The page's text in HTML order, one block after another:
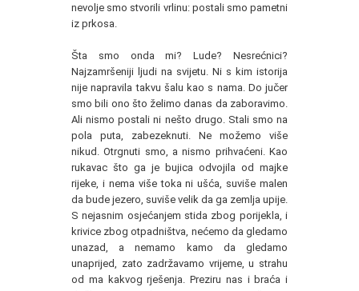
nevolje smo stvorili vrlinu: postali smo pametni
iz prkosa.
Šta smo onda mi? Lude? Nesrećnici?
Najzamršeniji ljudi na svijetu. Ni s kim istorija
nije napravila takvu šalu kao s nama. Do jučer
smo bili ono što želimo danas da zaboravimo.
Ali nismo postali ni nešto drugo. Stali smo na
pola puta, zabezeknuti. Ne možemo više
nikud. Otrgnuti smo, a nismo prihvaćeni. Kao
rukavac što ga je bujica odvojila od majke
rijeke, i nema više toka ni ušća, suviše malen
da bude jezero, suviše velik da ga zemlja upije.
S nejasnim osjećanjem stida zbog porijekla, i
krivice zbog otpadništva, nećemo da gledamo
unazad, a nemamo kamo da gledamo
unaprijed, zato zadržavamo vrijeme, u strahu
od ma kakvog rješenja. Preziru nas i braća i